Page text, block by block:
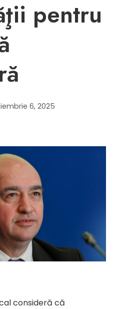
pentru
6, 2025
consideră că